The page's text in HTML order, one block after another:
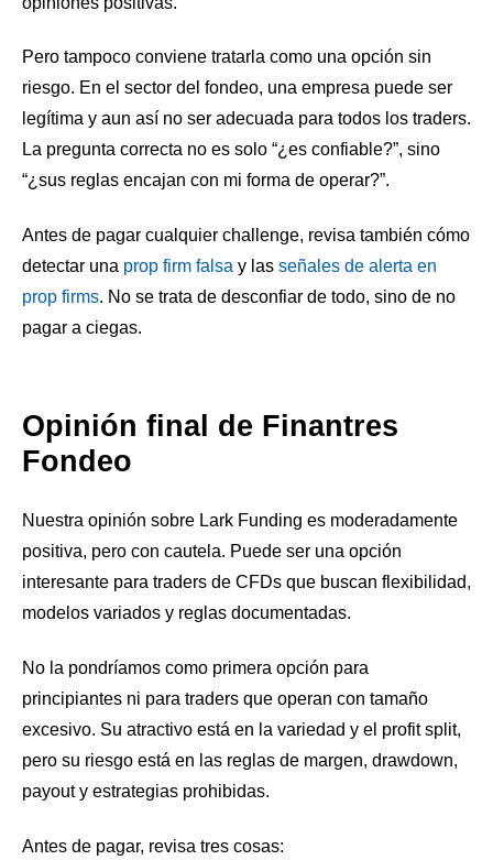
Pero tampoco conviene tratarla como una opción sin
riesgo. En el sector del fondeo, una empresa puede ser
legítima y aun así no ser adecuada para todos los traders.
La pregunta correcta no es solo “¿es confiable?”, sino
“¿sus reglas encajan con mi forma de operar?”.
Antes de pagar cualquier challenge, revisa también cómo
detectar una prop firm falsa y las señales de alerta en
prop firms. No se trata de desconfiar de todo, sino de no
pagar a ciegas.
Opinión final de Finantres
Fondeo
Nuestra opinión sobre Lark Funding es moderadamente
positiva, pero con cautela. Puede ser una opción
interesante para traders de CFDs que buscan flexibilidad,
modelos variados y reglas documentadas.
No la pondríamos como primera opción para
principiantes ni para traders que operan con tamaño
excesivo. Su atractivo está en la variedad y el profit split,
pero su riesgo está en las reglas de margen, drawdown,
payout y estrategias prohibidas.
Antes de pagar, revisa tres cosas: